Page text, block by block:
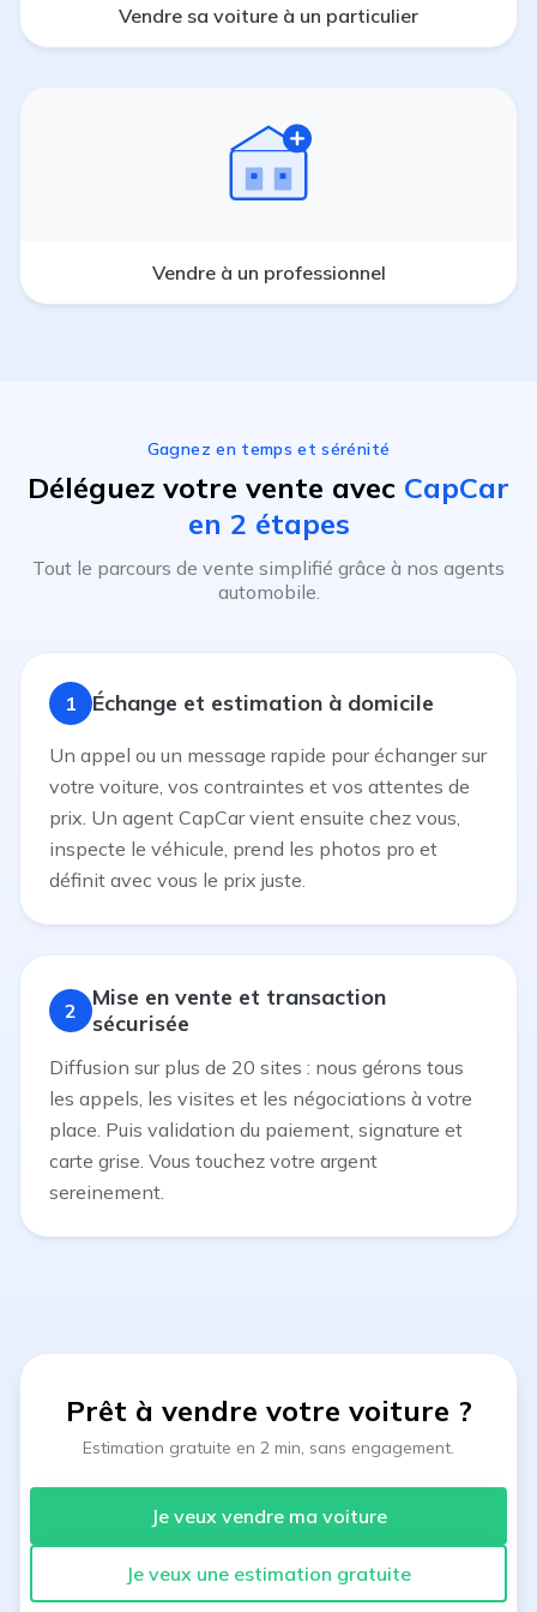
Vendre sa voiture à un particulier
Vendre à un professionnel
Gagnez en temps et sérénité
Déléguez votre vente avec CapCar
en 2 étapes
Tout le parcours de vente simplifié grâce à nos agents
automobile.
1 Échange et estimation à domicile
Un appel ou un message rapide pour échanger sur
votre voiture, vos contraintes et vos attentes de
prix. Un agent CapCar vient ensuite chez vous,
inspecte le véhicule, prend les photos pro et
définit avec vous le prix juste.
2
Mise en vente et transaction
sécurisée
Diffusion sur plus de 20 sites : nous gérons tous
les appels, les visites et les négociations à votre
place. Puis validation du paiement, signature et
carte grise. Vous touchez votre argent
sereinement.
Prêt à vendre votre voiture ?
Estimation gratuite en 2 min, sans engagement.
Je veux vendre ma voiture
Je veux une estimation gratuite